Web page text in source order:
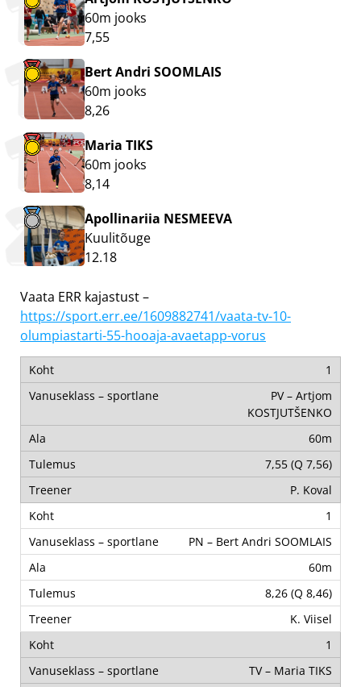
60m jooks
7,55
Bert Andri SOOMLAIS
60m jooks
8,26
Maria TIKS
60m jooks
8,14
Apollinariia NESMEEVA
Kuulitõuge
12.18
Vaata ERR kajastust –
https://sport.err.ee/1609882741/vaata-tv-10-
olumpiastarti-55-hooaja-avaetapp-vorus
1
PV – Artjom
KOSTJUTŠENKO
60m
7,55 (Q 7,56)
P. Koval
1
PN – Bert Andri SOOMLAIS
60m
8,26 (Q 8,46)
K. Viisel
1
TV – Maria TIKS